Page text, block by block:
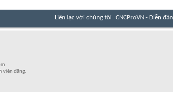
Liên lạc với chúng tôi CNCProVN - Diễn
viên đăng.